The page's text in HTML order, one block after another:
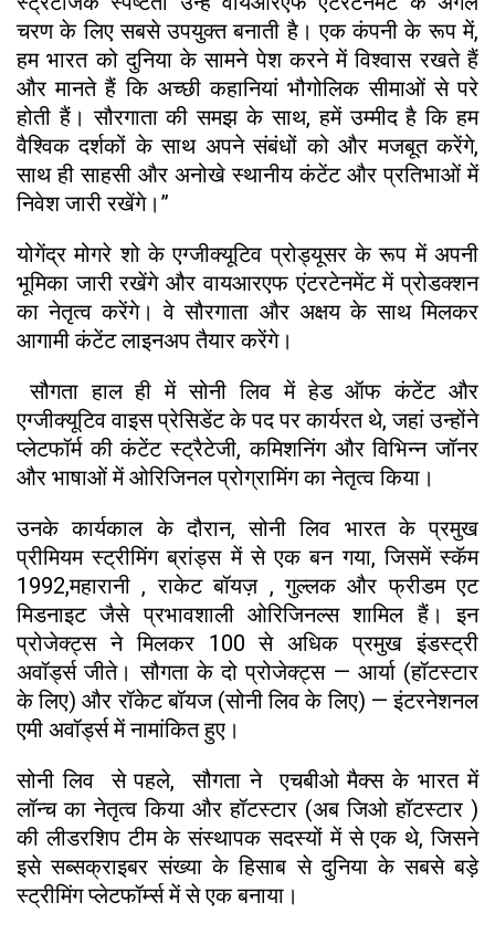
चरण के लिए सबसे उपयुक्त बनाती है। एक कंपनी के रूप में,
हम भारत को दुनिया के सामने पेश करने में विश्वास रखते हैं
और मानते हैं कि अच्छी कहानियां भौगोलिक सीमाओं से परे
होती हैं। सौरगाता की समझ के साथ, हमें उम्मीद है कि हम
वैश्विक दर्शकों के साथ अपने संबंधों को और मजबूत करेंगे,
साथ ही साहसी और अनोखे स्थानीय कंटेंट और प्रतिभाओं में
निवेश जारी रखेंगे।”
योगेंद्र मोगरे शो के एग्जीक्यूटिव प्रोड्यूसर के रूप में अपनी
भूमिका जारी रखेंगे और वायआरएफ एंटरटेनमेंट में प्रोडक्शन
का नेतृत्व करेंगे। वे सौरगाता और अक्षय के साथ मिलकर
आगामी कंटेंट लाइनअप तैयार करेंगे।
सौगता हाल ही में सोनी लिव में हेड ऑफ कंटेंट और
एग्जीक्यूटिव वाइस प्रेसिडेंट के पद पर कार्यरत थे, जहां उन्होंने
प्लेटफॉर्म की कंटेंट स्ट्रैटेजी, कमिशनिंग और विभिन्न जॉनर
और भाषाओं में ओरिजिनल प्रोग्रामिंग का नेतृत्व किया।
उनके कार्यकाल के दौरान, सोनी लिव भारत के प्रमुख
प्रीमियम स्ट्रीमिंग ब्रांड्स में से एक बन गया, जिसमें स्कॅम
1992,महारानी , राकेट बॉयज़ , गुल्लक और फ्रीडम एट
मिडनाइट जैसे प्रभावशाली ओरिजिनल्स शामिल हैं। इन
प्रोजेक्ट्स ने मिलकर 100 से अधिक प्रमुख इंडस्ट्री
अवॉर्ड्स जीते। सौगता के दो प्रोजेक्ट्स — आर्या (हॉटस्टार
के लिए) और रॉकेट बॉयज (सोनी लिव के लिए) — इंटरनेशनल
एमी अवॉर्ड्स में नामांकित हुए।
सोनी लिव से पहले, सौगता ने एचबीओ मैक्स के भारत में
लॉन्च का नेतृत्व किया और हॉटस्टार (अब जिओ हॉटस्टार )
की लीडरशिप टीम के संस्थापक सदस्यों में से एक थे, जिसने
इसे सब्सक्राइबर संख्या के हिसाब से दुनिया के सबसे बड़े
स्ट्रीमिंग प्लेटफॉर्म्स में से एक बनाया।